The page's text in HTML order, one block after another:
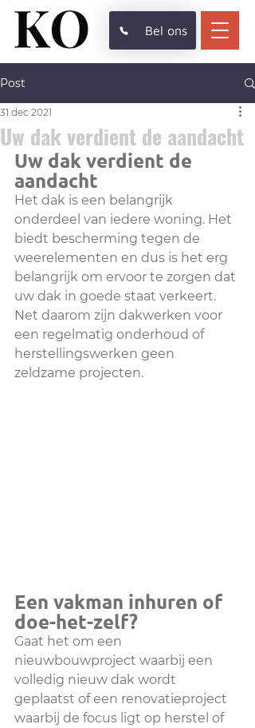
Bel ons
Post
Uw dak verdient de aandacht
31 dec 2021
Uw dak verdient de
aandacht
Het dak is een belangrijk
onderdeel van iedere woning. Het
biedt bescherming tegen de
weerelementen en dus is het erg
belangrijk om ervoor te zorgen dat
uw dak in goede staat verkeert.
Net daarom zijn dakwerken voor
een regelmatig onderhoud of
herstellingswerken geen
zeldzame projecten.
Een vakman inhuren of
doe-het-zelf?
Gaat het om een
nieuwbouwproject waarbij een
volledig nieuw dak wordt
geplaatst of een renovatieproject
waarbij de focus ligt op herstel of